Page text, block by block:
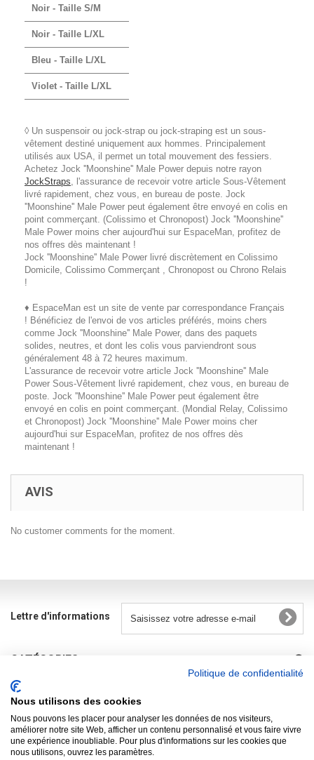
Noir - Taille S/M
Noir - Taille L/XL
Bleu - Taille L/XL
Violet - Taille L/XL
◊ Un suspensoir ou jock-strap ou jock-straping est un sous-
vêtement destiné uniquement aux hommes. Principalement
utilisés aux USA, il permet un total mouvement des fessiers.
Achetez Jock ''Moonshine'' Male Power depuis notre rayon
JockStraps , l'assurance de recevoir votre article Sous-Vêtement
livré rapidement, chez vous, en bureau de poste. Jock
''Moonshine'' Male Power peut également être envoyé en colis en
point commerçant. (Colissimo et Chronopost) Jock ''Moonshine''
Male Power moins cher aujourd'hui sur EspaceMan, profitez de
nos offres dès maintenant !
Jock ''Moonshine'' Male Power livré discrètement en Colissimo
Domicile, Colissimo Commerçant , Chronopost ou Chrono Relais
!
♦ EspaceMan est un site de vente par correspondance Français
! Bénéficiez de l'envoi de vos articles préférés, moins chers
comme Jock ''Moonshine'' Male Power, dans des paquets
solides, neutres, et dont les colis vous parviendront sous
généralement 48 à 72 heures maximum.
L'assurance de recevoir votre article Jock ''Moonshine'' Male
Power Sous-Vêtement livré rapidement, chez vous, en bureau de
poste. Jock ''Moonshine'' Male Power peut également être
envoyé en colis en point commerçant. (Mondial Relay, Colissimo
et Chronopost) Jock ''Moonshine'' Male Power moins cher
aujourd'hui sur EspaceMan, profitez de nos offres dès
maintenant !
AVIS
No customer comments for the moment.
Lettre d'informations
CATÉGORIES
INFORMATIONS
R.G.P.D.
MON COMPTE
Politique de confidentialité
Nous utilisons des cookies
Nous pouvons les placer pour analyser les données de nos visiteurs,
améliorer notre site Web, afficher un contenu personnalisé et vous faire vivre
une expérience inoubliable. Pour plus d'informations sur les cookies que
nous utilisons, ouvrez les paramètres.